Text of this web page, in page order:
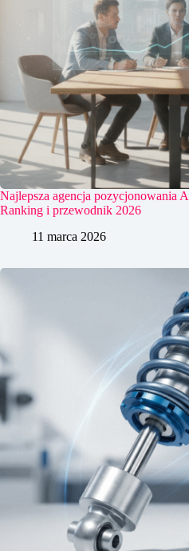
Najlepsza agencja pozycjonowania
Ranking i przewodnik 2026
11 marca 2026